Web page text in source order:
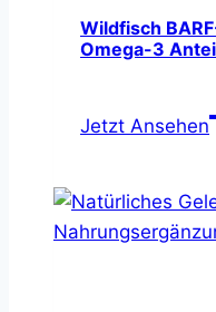
Wildfisch
Omega-3
Jetzt Ansehen